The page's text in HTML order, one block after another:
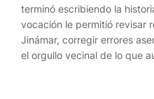
terminó escribiendo la
vocación le permitió revisar
Jinámar, corregir errores
el orgullo vecinal de lo que